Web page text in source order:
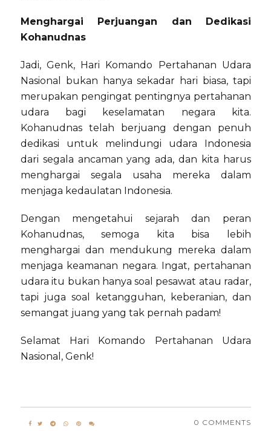
Menghargai Perjuangan dan Dedikasi
Kohanudnas
Jadi, Genk, Hari Komando Pertahanan Udara
Nasional bukan hanya sekadar hari biasa, tapi
merupakan pengingat pentingnya pertahanan
udara bagi keselamatan negara kita.
Kohanudnas telah berjuang dengan penuh
dedikasi untuk melindungi udara Indonesia
dari segala ancaman yang ada, dan kita harus
menghargai segala usaha mereka dalam
menjaga kedaulatan Indonesia.
Dengan mengetahui sejarah dan peran
Kohanudnas, semoga kita bisa lebih
menghargai dan mendukung mereka dalam
menjaga keamanan negara. Ingat, pertahanan
udara itu bukan hanya soal pesawat atau radar,
tapi juga soal ketangguhan, keberanian, dan
semangat juang yang tak pernah padam!
Selamat Hari Komando Pertahanan Udara
Nasional, Genk!
0 COMMENTS